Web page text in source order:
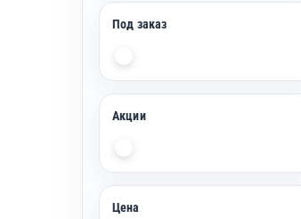
Под заказ
Акции
Цена